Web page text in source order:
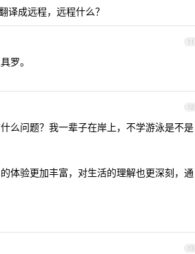
成远程，远程什么？
11
罗。
12
么问题？我一辈子在岸上，不学游泳是不是
体验更加丰富，对生活的理解也更深刻，通
13